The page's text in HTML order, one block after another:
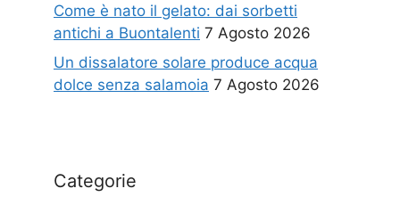
Come è nato il gelato: dai sorbetti
antichi a Buontalenti 7 Agosto 2026
Un dissalatore solare produce acqua
dolce senza salamoia 7 Agosto 2026
Categorie